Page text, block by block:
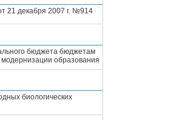
21 декабря 2007 г. №914
бюджета бюджетам
образования
биологических